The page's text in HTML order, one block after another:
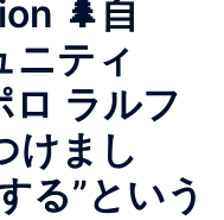
🌲自
ニティ
ラルフ
けまし
る”という